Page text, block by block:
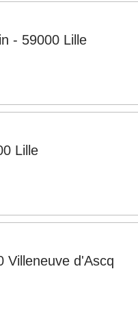
- 59000 Lille
Lille
Villeneuve d'Ascq